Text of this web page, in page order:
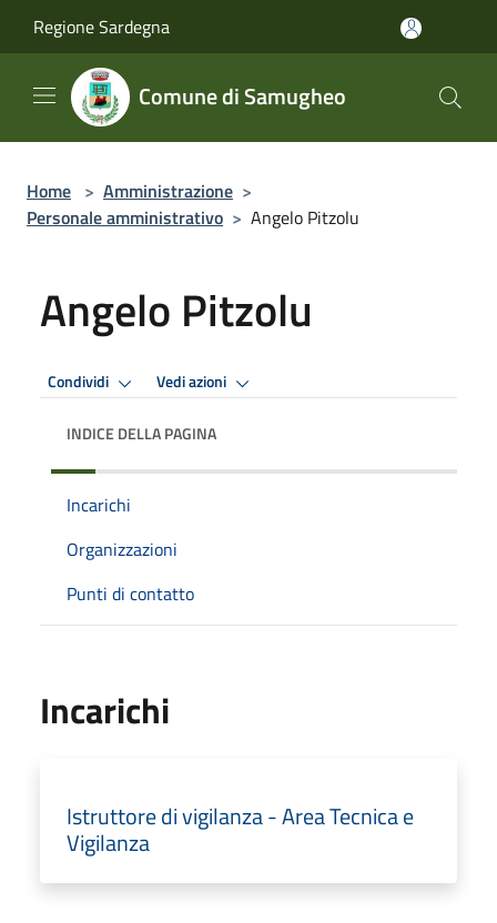
Regione Sardegna
Comune di Samugheo
Home > Amministrazione >
Personale amministrativo > Angelo Pitzolu
Angelo Pitzolu
Condividi Vedi azioni
INDICE DELLA PAGINA
Incarichi
Organizzazioni
Punti di contatto
Incarichi
Istruttore di vigilanza - Area Tecnica e
Vigilanza